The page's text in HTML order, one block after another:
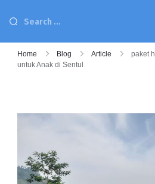
Home Blog Article
paket
untuk Anak di Sentul